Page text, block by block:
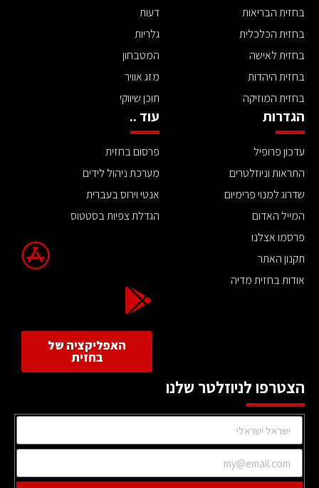
בחזית הבריאות
בחזית הכלכלית
בחזית לאישה
בחזית היהדות
בחזית המוזיקה
דעות
גלריות
המטבחון
מזג אוויר
תוכן שיווקי
הגדרות
עדכון פרופיל
התראות וניוזלטרים
שדרוג למנוי פרימיום
המייל האדום
פרסמו אצלנו
תקנון האתר
אודות בחזית מדיה
עוד ..
פרסום בחזית
מערכת ניהול לידים
אנטי וירוס בעברית
הגדלת צפיות בסטטוס
האפליקציה של
בחזית
הצטרפו לניוזלטר שלנו